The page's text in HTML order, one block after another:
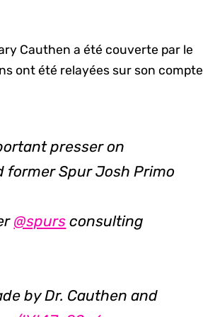
Cauthen a été couverte par le
ont été relayées sur son compte
presser on
former Spur Josh Primo
@spurs consulting
by Dr. Cauthen and